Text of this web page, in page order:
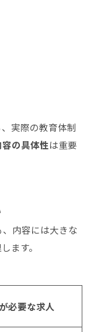
実際の教育体制
の具体性は重要
内容には大きな
ます。
必要な求人